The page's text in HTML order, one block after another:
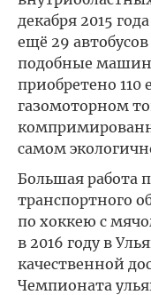
декабря 2015
ещё 29
подобные
приобретено
газомоторном
самом
Большая работа
транспортного
по хоккею с
в 2016 году в
качественной
Чемпионата